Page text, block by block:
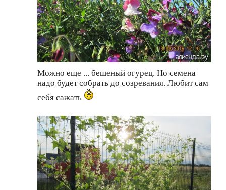
Можно еще ... бешеный огурец. Но семена
надо будет собрать до созревания. Любит сам
себя сажать